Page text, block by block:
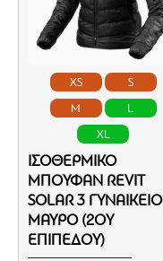
XS S
M L
XL
ΙΣΟΘΕΡΜΙΚΌ
ΜΠΟΥΦΆΝ REVIT
SOLAR 3 ΓΥΝΑΙΚΕΊΟ
ΜΑΎΡΟ (2ΟΥ
ΕΠΙΠΈΔΟΥ)